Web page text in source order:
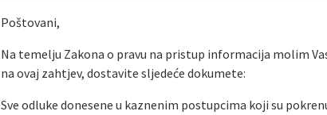
Poštovani,
Na temelju Zakona o pravu na pristup informacija molim
na ovaj zahtjev, dostavite sljedeće dokumete:
Sve odluke donesene u kaznenim postupcima koji su